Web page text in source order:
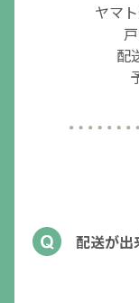
ヤマ
配
配送が出